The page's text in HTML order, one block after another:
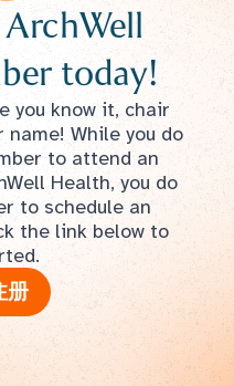
today!
you know it, chair
While you do
to attend an
Health, you do
to schedule an
the link below to
册